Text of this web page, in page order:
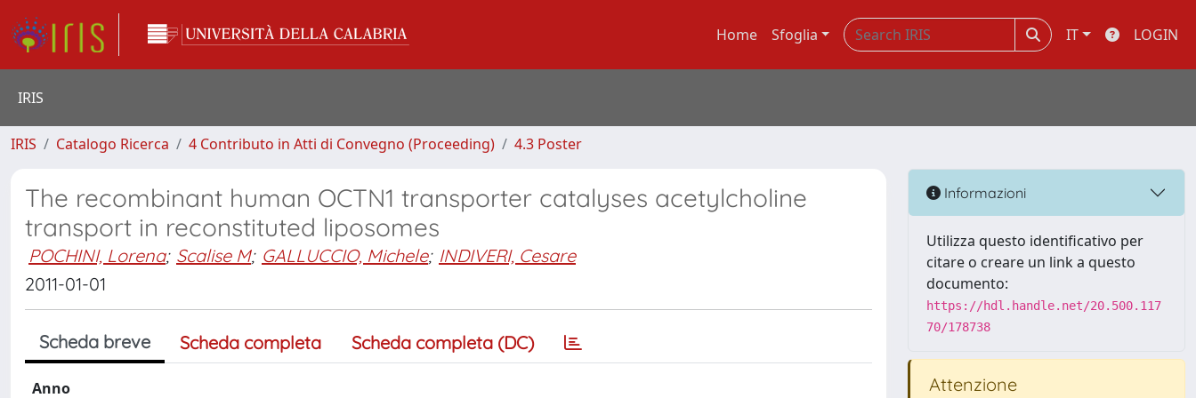
Home Sfoglia IT LOGIN
IRIS
IRIS Catalogo Ricerca 4 Contributo in Atti di Convegno (Proceeding) 4.3 Poster
The recombinant human OCTN1 transporter catalyses acetylcholine
transport in reconstituted liposomes
POCHINI, Lorena; Scalise M; GALLUCCIO, Michele; INDIVERI, Cesare
2011-01-01
Scheda breve Scheda completa Scheda completa (DC)
Anno
Informazioni
Utilizza questo identificativo per
citare o creare un link a questo
documento:
https://hdl.handle.net/20.500.117
70/178738
Attenzione